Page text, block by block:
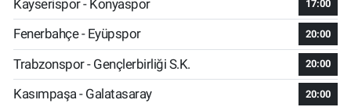
Kayserispor - Konyaspor
17:00
Fenerbahçe - Eyüpspor 20:00
Trabzonspor - Gençlerbirliği S.K. 20:00
Kasımpaşa - Galatasaray 20:00